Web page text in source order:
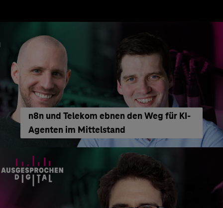
n8n und Telekom ebnen den Weg für KI-
Agenten im Mittelstand